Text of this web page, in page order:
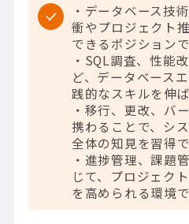
・データベース技
衝やプロジェクト
できるポジションで
・SQL調査、性能
ど、データベース
践的なスキルを伸ば
・移行、更改、バ
携わることで、シ
全体の知見を習得で
・進捗管理、課題
じて、プロジェク
を高められる環境で